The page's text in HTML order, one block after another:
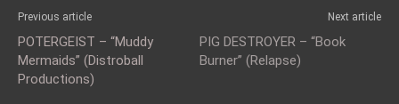
Previous article
POTERGEIST – “Muddy
Mermaids” (Distroball
Productions)
Next article
PIG DESTROYER – “Book
Burner” (Relapse)